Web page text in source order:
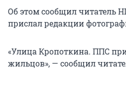
Об этом сообщил читатель
прислал редакции
«Улица Кропоткина. ППС
жильцов», — сообщил